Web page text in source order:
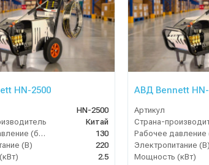
HN-2500
HN-2500
Китай
Рабочее давление (бар)
130
(В)
220
2.5
АВД Bennett
Артикул
Страна-
Электропитание (В)
Мощность (кВт)